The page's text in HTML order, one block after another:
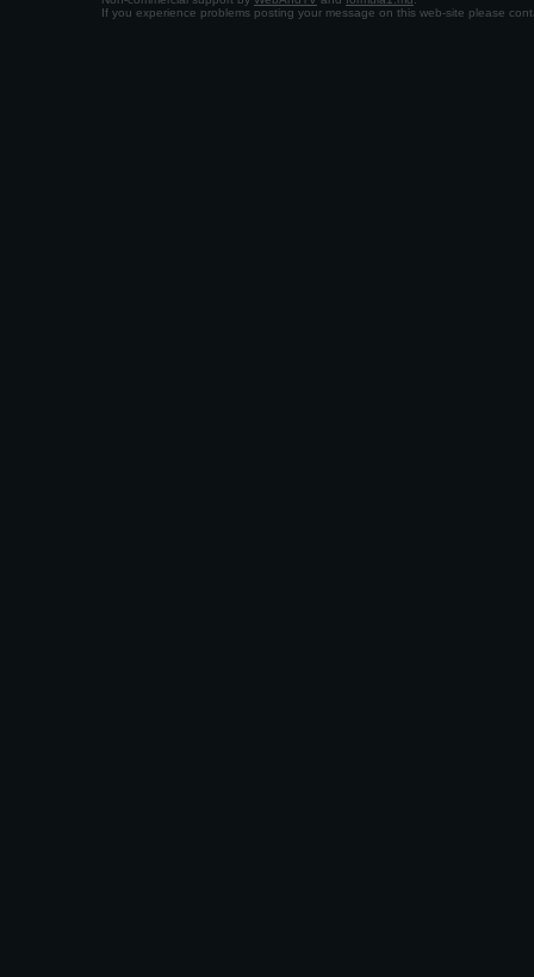
If you experience problems posting your message on this web-site please